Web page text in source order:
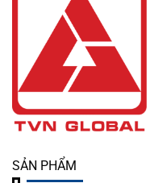
SẢN PHẨM